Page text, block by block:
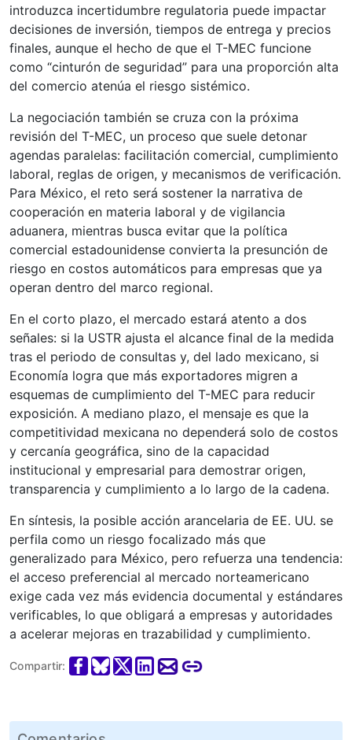
introduzca incertidumbre regulatoria puede impactar
decisiones de inversión, tiempos de entrega y precios
finales, aunque el hecho de que el T-MEC funcione
como “cinturón de seguridad” para una proporción alta
del comercio atenúa el riesgo sistémico.
La negociación también se cruza con la próxima
revisión del T-MEC, un proceso que suele detonar
agendas paralelas: facilitación comercial, cumplimiento
laboral, reglas de origen, y mecanismos de verificación.
Para México, el reto será sostener la narrativa de
cooperación en materia laboral y de vigilancia
aduanera, mientras busca evitar que la política
comercial estadounidense convierta la presunción de
riesgo en costos automáticos para empresas que ya
operan dentro del marco regional.
En el corto plazo, el mercado estará atento a dos
señales: si la USTR ajusta el alcance final de la medida
tras el periodo de consultas y, del lado mexicano, si
Economía logra que más exportadores migren a
esquemas de cumplimiento del T-MEC para reducir
exposición. A mediano plazo, el mensaje es que la
competitividad mexicana no dependerá solo de costos
y cercanía geográfica, sino de la capacidad
institucional y empresarial para demostrar origen,
transparencia y cumplimiento a lo largo de la cadena.
En síntesis, la posible acción arancelaria de EE. UU. se
perfila como un riesgo focalizado más que
generalizado para México, pero refuerza una tendencia:
el acceso preferencial al mercado norteamericano
exige cada vez más evidencia documental y estándares
verificables, lo que obligará a empresas y autoridades
a acelerar mejoras en trazabilidad y cumplimiento.
Compartir: